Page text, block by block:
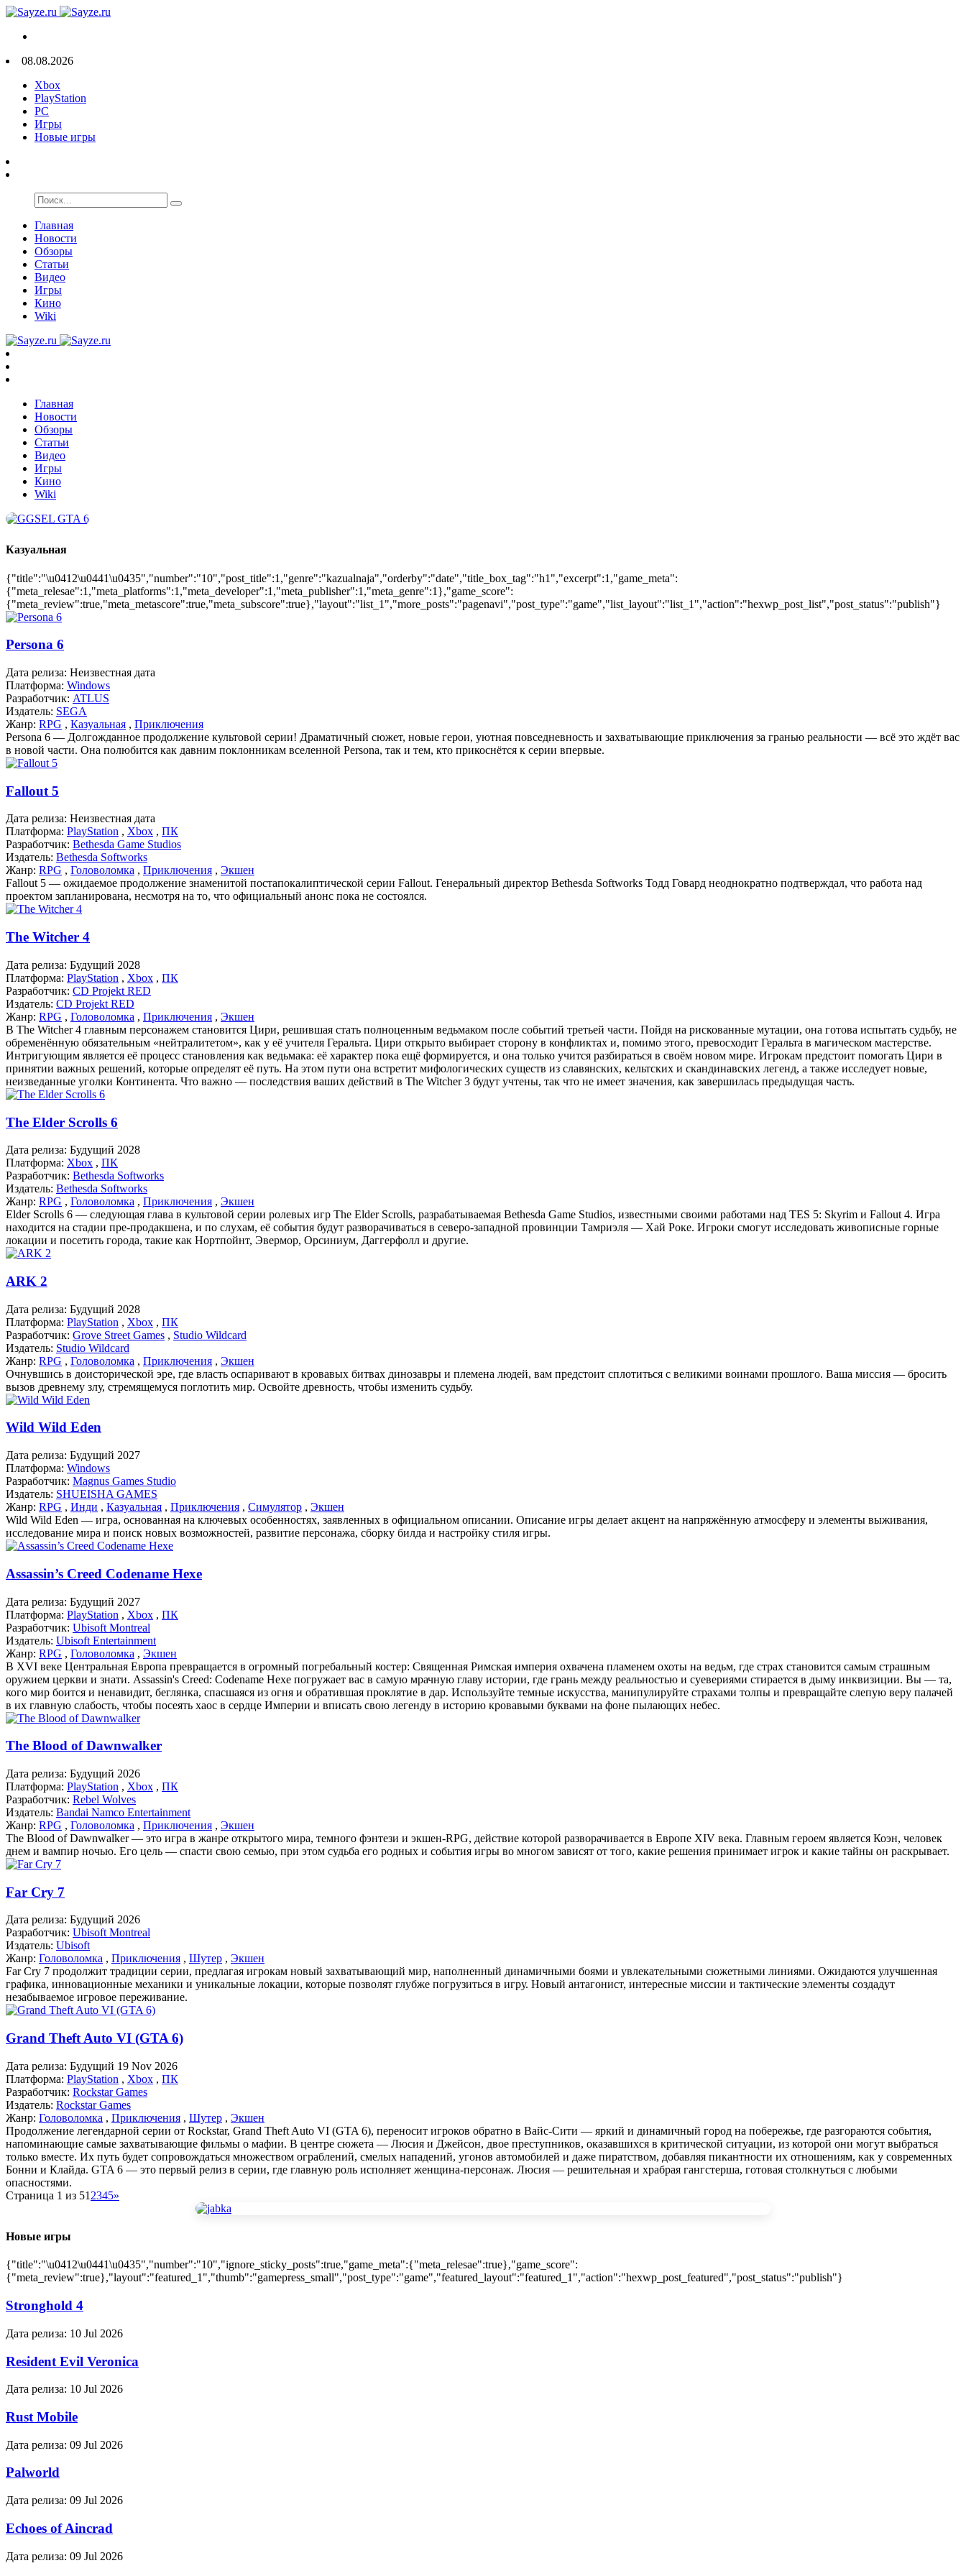
08.08.2026
Xbox
PlayStation
PC
Игры
Новые игры
Главная
Новости
Обзоры
Статьи
Видео
Игры
Кино
Wiki
Главная
Новости
Обзоры
Статьи
Видео
Игры
Кино
Wiki
Казуальная
{"title":"\u0412\u0441\u0435","number":"10","post_title":1,"genre":"kazualnaja","orderby":"date","title_box_tag":"h1","excerpt":1,"game_meta":
{"meta_relesae":1,"meta_platforms":1,"meta_developer":1,"meta_publisher":1,"meta_genre":1},"game_score":
{"meta_review":true,"meta_metascore":true,"meta_subscore":true},"layout":"list_1","more_posts":"pagenavi","post_type":"game","list_layout":"list_1","action":"hexwp_post_list","post_status":"publish"}
Persona 6
Дата релиза: Неизвестная дата
Платформа: Windows
Разработчик: ATLUS
Издатель: SEGA
Жанр: RPG , Казуальная , Приключения
Persona 6 — Долгожданное продолжение культовой серии! Драматичный сюжет, новые герои, уютная повседневность и захватывающие приключения за гранью реальности — всё это ждёт вас
в новой части. Она полюбится как давним поклонникам вселенной Persona, так и тем, кто прикоснётся к серии впервые.
Fallout 5
Дата релиза: Неизвестная дата
Платформа: PlayStation , Xbox , ПК
Разработчик: Bethesda Game Studios
Издатель: Bethesda Softworks
Жанр: RPG , Головоломка , Приключения , Экшен
Fallout 5 — ожидаемое продолжение знаменитой постапокалиптической серии Fallout. Генеральный директор Bethesda Softworks Тодд Говард неоднократно подтверждал, что работа над
проектом запланирована, несмотря на то, что официальный анонс пока не состоялся.
The Witcher 4
Дата релиза: Будущий 2028
Платформа: PlayStation , Xbox , ПК
Разработчик: CD Projekt RED
Издатель: CD Projekt RED
Жанр: RPG , Головоломка , Приключения , Экшен
В The Witcher 4 главным персонажем становится Цири, решившая стать полноценным ведьмаком после событий третьей части. Пойдя на рискованные мутации, она готова испытать судьбу, не
обременённую обязательным «нейтралитетом», как у её учителя Геральта. Цири открыто выбирает сторону в конфликтах и, помимо этого, превосходит Геральта в магическом мастерстве.
Интригующим является её процесс становления как ведьмака: её характер пока ещё формируется, и она только учится разбираться в своём новом мире. Игрокам предстоит помогать Цири в
принятии важных решений, которые определят её путь. На этом пути она встретит мифологических существ из славянских, кельтских и скандинавских легенд, а также исследует новые,
неизведанные уголки Континента. Что важно — последствия ваших действий в The Witcher 3 будут учтены, так что не имеет значения, как завершилась предыдущая часть.
The Elder Scrolls 6
Дата релиза: Будущий 2028
Платформа: Xbox , ПК
Разработчик: Bethesda Softworks
Издатель: Bethesda Softworks
Жанр: RPG , Головоломка , Приключения , Экшен
Elder Scrolls 6 — следующая глава в культовой серии ролевых игр The Elder Scrolls, разрабатываемая Bethesda Game Studios, известными своими работами над TES 5: Skyrim и Fallout 4. Игра
находится на стадии пре-продакшена, и по слухам, её события будут разворачиваться в северо-западной провинции Тамриэля — Хай Роке. Игроки смогут исследовать живописные горные
локации и посетить города, такие как Нортпойнт, Эвермор, Орсиниум, Даггерфолл и другие.
ARK 2
Дата релиза: Будущий 2028
Платформа: PlayStation , Xbox , ПК
Разработчик: Grove Street Games , Studio Wildcard
Издатель: Studio Wildcard
Жанр: RPG , Головоломка , Приключения , Экшен
Очнувшись в доисторической эре, где власть оспаривают в кровавых битвах динозавры и племена людей, вам предстоит сплотиться с великими воинами прошлого. Ваша миссия — бросить
вызов древнему злу, стремящемуся поглотить мир. Освойте древность, чтобы изменить судьбу.
Wild Wild Eden
Дата релиза: Будущий 2027
Платформа: Windows
Разработчик: Magnus Games Studio
Издатель: SHUEISHA GAMES
Жанр: RPG , Инди , Казуальная , Приключения , Симулятор , Экшен
Wild Wild Eden — игра, основанная на ключевых особенностях, заявленных в официальном описании. Описание игры делает акцент на напряжённую атмосферу и элементы выживания,
исследование мира и поиск новых возможностей, развитие персонажа, сборку билда и настройку стиля игры.
Assassin’s Creed Codename Hexe
Дата релиза: Будущий 2027
Платформа: PlayStation , Xbox , ПК
Разработчик: Ubisoft Montreal
Издатель: Ubisoft Entertainment
Жанр: RPG , Головоломка , Экшен
В XVI веке Центральная Европа превращается в огромный погребальный костер: Священная Римская империя охвачена пламенем охоты на ведьм, где страх становится самым страшным
оружием церкви и знати. Assassin's Creed: Codename Hexe погружает вас в самую мрачную главу истории, где грань между реальностью и суевериями стирается в дыму инквизиции. Вы — та,
кого мир боится и ненавидит, беглянка, спасшаяся из огня и обратившая проклятие в дар. Используйте темные искусства, манипулируйте страхами толпы и превращайте слепую веру палачей
в их главную слабость, чтобы посеять хаос в сердце Империи и вписать свою легенду в историю кровавыми буквами на фоне пылающих небес.
The Blood of Dawnwalker
Дата релиза: Будущий 2026
Платформа: PlayStation , Xbox , ПК
Разработчик: Rebel Wolves
Издатель: Bandai Namco Entertainment
Жанр: RPG , Головоломка , Приключения , Экшен
The Blood of Dawnwalker — это игра в жанре открытого мира, темного фэнтези и экшен-RPG, действие которой разворачивается в Европе XIV века. Главным героем является Коэн, человек
днем и вампир ночью. Его цель — спасти свою семью, при этом судьба его родных и события игры во многом зависят от того, какие решения принимает игрок и какие тайны он раскрывает.
Far Cry 7
Дата релиза: Будущий 2026
Разработчик: Ubisoft Montreal
Издатель: Ubisoft
Жанр: Головоломка , Приключения , Шутер , Экшен
Far Cry 7 продолжит традиции серии, предлагая игрокам новый захватывающий мир, наполненный динамичными боями и увлекательными сюжетными линиями. Ожидаются улучшенная
графика, инновационные механики и уникальные локации, которые позволят глубже погрузиться в игру. Новый антагонист, интересные миссии и тактические элементы создадут
незабываемое игровое переживание.
Grand Theft Auto VI (GTA 6)
Дата релиза: Будущий 19 Nov 2026
Платформа: PlayStation , Xbox , ПК
Разработчик: Rockstar Games
Издатель: Rockstar Games
Жанр: Головоломка , Приключения , Шутер , Экшен
Продолжение легендарной серии от Rockstar, Grand Theft Auto VI (GTA 6), переносит игроков обратно в Вайс-Сити — яркий и динамичный город на побережье, где разгораются события,
напоминающие самые захватывающие фильмы о мафии. В центре сюжета — Люсия и Джейсон, двое преступников, оказавшихся в критической ситуации, из которой они могут выбраться
только вместе. Их путь будет сопровождаться множеством ограблений, смелых нападений, угонов автомобилей и даже пиратством, добавляя пикантности их отношениям, как у современных
Бонни и Клайда. GTA 6 — это первый релиз в серии, где главную роль исполняет женщина-персонаж. Люсия — решительная и храбрая гангстерша, готовая столкнуться с любыми
опасностями.
Страница 1 из 51 2345»
Новые игры
{"title":"\u0412\u0441\u0435","number":"10","ignore_sticky_posts":true,"game_meta":{"meta_relesae":true},"game_score":
{"meta_review":true},"layout":"featured_1","thumb":"gamepress_small","post_type":"game","featured_layout":"featured_1","action":"hexwp_post_featured","post_status":"publish"}
Stronghold 4
Дата релиза: 10 Jul 2026
Resident Evil Veronica
Дата релиза: 10 Jul 2026
Rust Mobile
Дата релиза: 09 Jul 2026
Palworld
Дата релиза: 09 Jul 2026
Echoes of Aincrad
Дата релиза: 09 Jul 2026